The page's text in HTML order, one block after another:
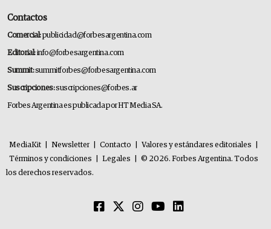
Contactos
Comercial:publicidad@forbesargentina.com
Editorial:info@forbesargentina.com
Summit:summitforbes@forbesargentina.com
Suscripciones:suscripciones@forbes.ar
Forbes Argentina es publicada por HT Media SA.
MediaKit Newsletter Contacto Valores y estándares editoriales
Términos y condiciones
Legales
© 2026. Forbes Argentina. Todos
los derechos reservados.